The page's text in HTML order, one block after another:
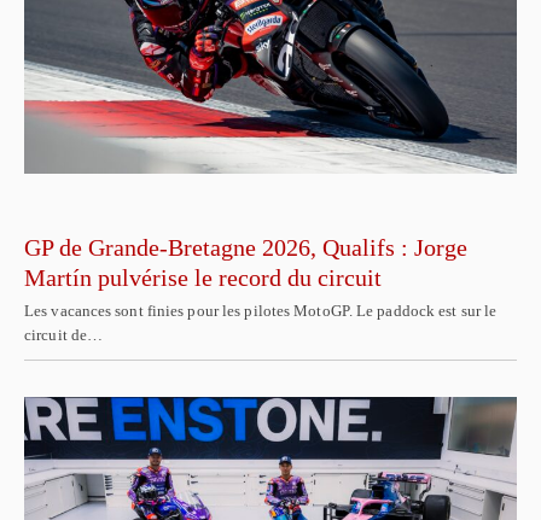
GP de Grande-Bretagne 2026, Qualifs : Jorge
Martín pulvérise le record du circuit
Les vacances sont finies pour les pilotes MotoGP. Le paddock est sur le
circuit de…